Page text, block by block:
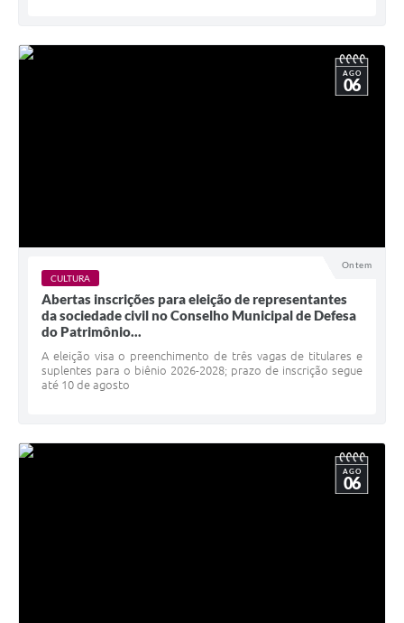
Ontem
AGO
06
CULTURA
Abertas inscrições para eleição de representantes
da sociedade civil no Conselho Municipal de Defesa
do Patrimônio...
A eleição visa o preenchimento de três vagas de titulares e
suplentes para o biênio 2026-2028; prazo de inscrição segue
até 10 de agosto
AGO
06